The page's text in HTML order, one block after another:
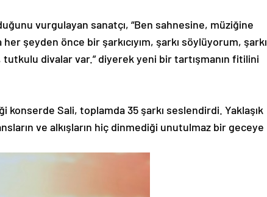
vurgulayan sanatçı, “Ben sahnesine, müziğine
şeyden önce bir şarkıcıyım, şarkı söylüyorum, şarkı
divalar var.” diyerek yeni bir tartışmanın fitilini
Sali, toplamda 35 şarkı seslendirdi. Yaklaşık
ve alkışların hiç dinmediği unutulmaz bir geceye